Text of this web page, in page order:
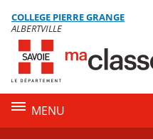
Menu de la rubrique
Contenu
COLLEGE PIERRE GRANGE
ALBERTVILLE
MENU